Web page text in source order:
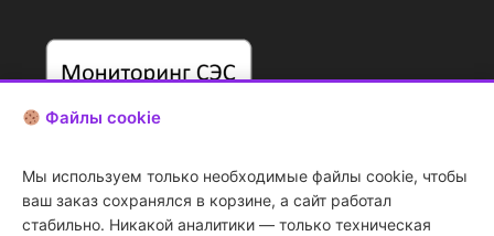
Файлы cookie
Мы используем только необходимые файлы cookie, чтобы
ваш заказ сохранялся в корзине, а сайт работал
стабильно. Никакой аналитики — только техническая